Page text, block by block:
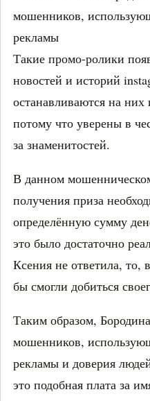
Такие промо-ролики
новостей и историй
останавливаются на
потому что уверены в
за знаменитостей.
В данном
получения приза
определённую сумму
это было достаточно
Ксения не ответила,
бы смогли добиться
Таким образом,
мошенников,
рекламы и доверия
это подобная плата за